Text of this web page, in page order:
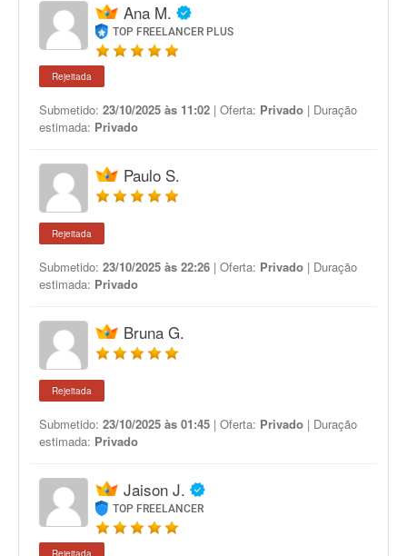
Ana M.
TOP FREELANCER PLUS
Rejeitada
Submetido: 23/10/2025 às 11:02 | Oferta: Privado | Duração
estimada: Privado
Paulo S.
Rejeitada
Submetido: 23/10/2025 às 22:26 | Oferta: Privado | Duração
estimada: Privado
Bruna G.
Rejeitada
Submetido: 23/10/2025 às 01:45 | Oferta: Privado | Duração
estimada: Privado
Jaison J.
TOP FREELANCER
Rejeitada